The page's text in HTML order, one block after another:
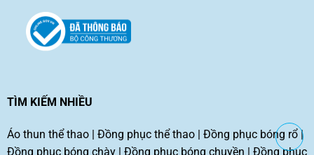
TÌM KIẾM NHIỀU
Áo thun thể thao| Đồng phục thể thao| Đồng phục bóng rổ|
Đồng phục bóng chày| Đồng phục bóng chuyền Đồng phục